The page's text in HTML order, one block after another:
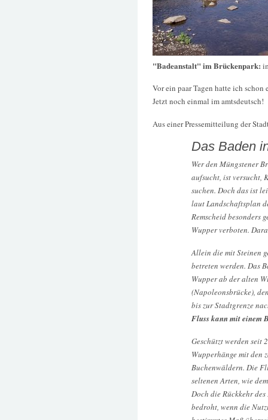
"Badeanstalt" im Brückenpark:
Vor ein paar Tagen hatte ich schon
Jetzt noch einmal im amtsdeutsch!
Aus einer Pressemitteilung der
Das Baden
Wer den Müngstener
aufsucht, ist versucht,
suchen. Doch das ist
laut Landschaftsplan
Remscheid besonders
Wupper verboten.
Allein die mit Steinen
betreten werden. Das
Wupper ab der alten
(Napoleonsbrücke),
bis zur Stadtgrenze
Fluss kann mit einem
Geschützt werden seit
Wupperhänge mit den
Buchenwäldern. Die
seltenen Arten, wie
Doch die Rückkehr
bedroht, wenn die